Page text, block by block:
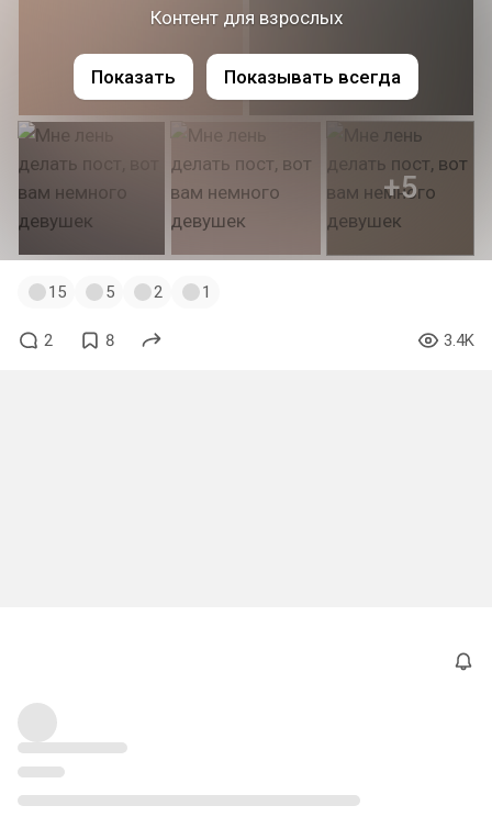
+5
Контент для взрослых
Показать Показывать всегда
15 5 2 1
2 8 3.4K